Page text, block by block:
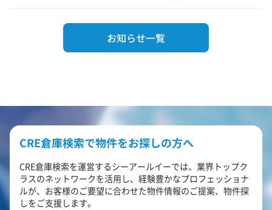
お知らせ一覧
CRE倉庫検索で物件をお探しの方へ
CRE倉庫検索を運営するシーアールイーでは、業界トップク
ラスのネットワークを活用し、経験豊かなプロフェッショナ
ルが、お客様のご要望に合わせた物件情報のご提案、物件探
しをご支援します。